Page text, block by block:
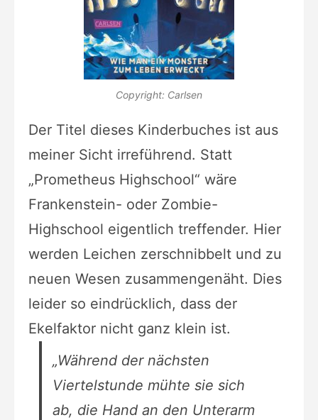
Copyright: Carlsen
Der Titel dieses Kinderbuches ist aus
meiner Sicht irreführend. Statt
„Prometheus Highschool“ wäre
Frankenstein- oder Zombie-
Highschool eigentlich treffender. Hier
werden Leichen zerschnibbelt und zu
neuen Wesen zusammengenäht. Dies
leider so eindrücklich, dass der
Ekelfaktor nicht ganz klein ist.
„Während der nächsten
Viertelstunde mühte sie sich
ab, die Hand an den Unterarm